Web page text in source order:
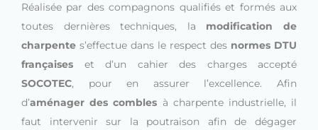
Réalisée par des compagnons qualifiés et formés aux
toutes dernières techniques, la modification de
charpente s’effectue dans le respect des normes DTU
françaises et d’un cahier des charges accepté
SOCOTEC, pour en assurer l’excellence. Afin
d’aménager des combles à charpente industrielle, il
faut intervenir sur la poutraison afin de dégager